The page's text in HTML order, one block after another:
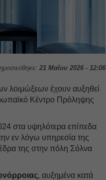
21 Μαΐου 2026 - 12:06
λοιμώξεων έχουν αυξηθεί
Κέντρο Πρόληψης
στα υψηλότερα επίπεδα
εν λόγω υπηρεσία της
της στην πόλη Σόλνα
, αυξημένα κατά